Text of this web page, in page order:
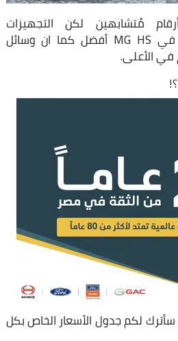
مُتشابهين لكن التجهيزات
والتكنولوجيا المستخدمه في MG HS أفضل كما ان وسائل
في الأعلى.
لكم جدول الأسعار الخاص بكل